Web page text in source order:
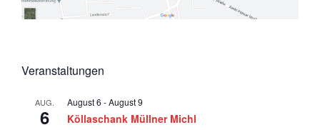
Veranstaltungen
AUG.
6
August 6 -August 9
Köllaschank Müllner Michl